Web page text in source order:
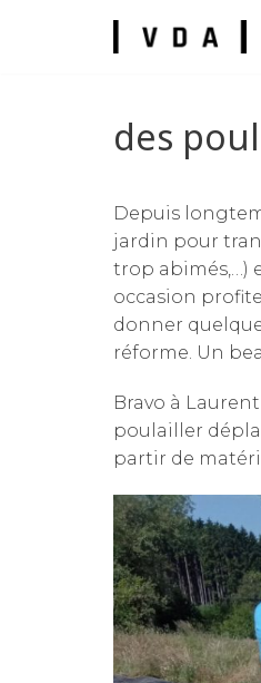
des
Depuis
jardin pour
trop abimés,…)
occasion
donner
réforme. Un
Bravo à
poulailler
partir de